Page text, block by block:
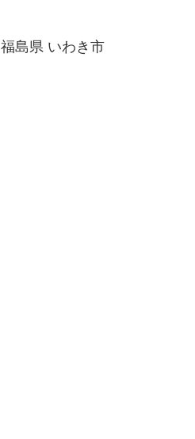
福島県 いわき市